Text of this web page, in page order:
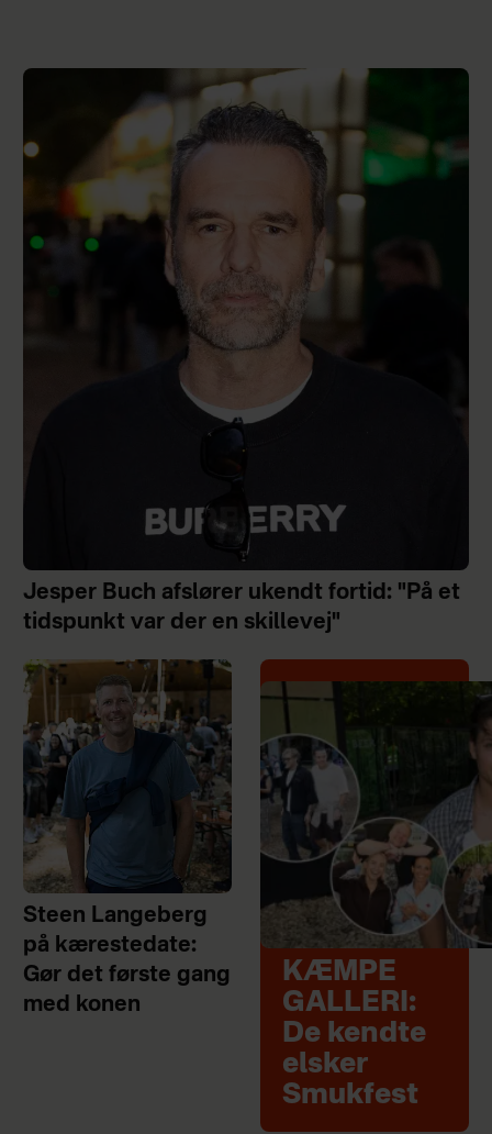
Jesper Buch afslører ukendt fortid: "På et
tidspunkt var der en skillevej"
Steen Langeberg
på kærestedate:
Gør det første gang
med konen
KÆMPE
GALLERI:
De kendte
elsker
Smukfest